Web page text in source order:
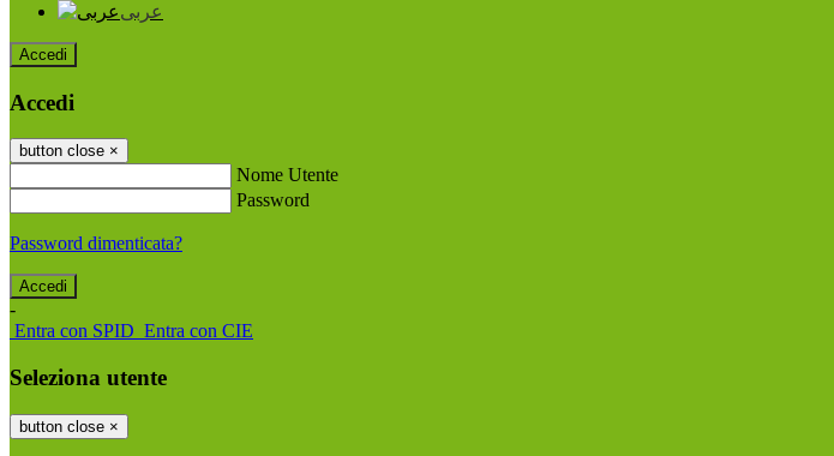
عربى
Accedi
Accedi
button close ×
Nome Utente
Password
Password dimenticata?
-
Entra con SPID Entra con CIE
Seleziona utente
button close ×